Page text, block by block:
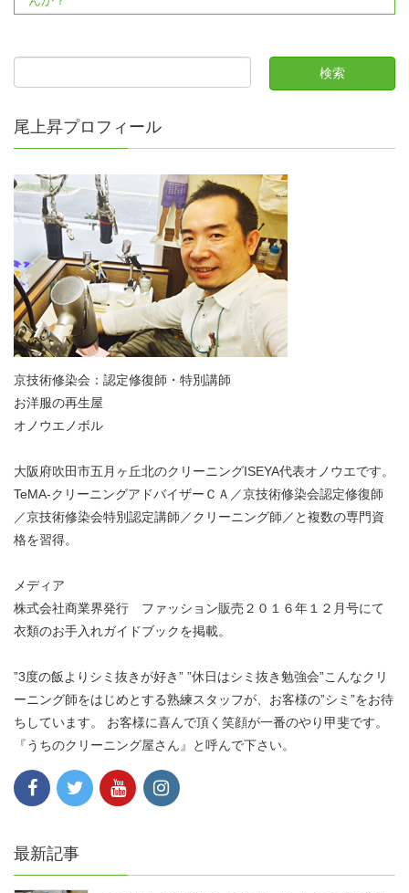
尾上昇プロフィール
京技術修染会：認定修復師・特別講師
お洋服の再生屋
オノウエノボル
大阪府吹田市五月ヶ丘北のクリーニングISEYA代表オノウエです。
TeMA-クリーニングアドバイザーＣＡ／京技術修染会認定修復師
／京技術修染会特別認定講師／クリーニング師／と複数の専門資
格を習得。
メディア
株式会社商業界発行 ファッション販売２０１６年１２月号にて
衣類のお手入れガイドブックを掲載。
”3度の飯よりシミ抜きが好き” ”休日はシミ抜き勉強会”こんなクリ
ーニング師をはじめとする熟練スタッフが、お客様の”シミ”をお待
ちしています。 お客様に喜んで頂く笑顔が一番のやり甲斐です。
『うちのクリーニング屋さん』と呼んで下さい。
最新記事